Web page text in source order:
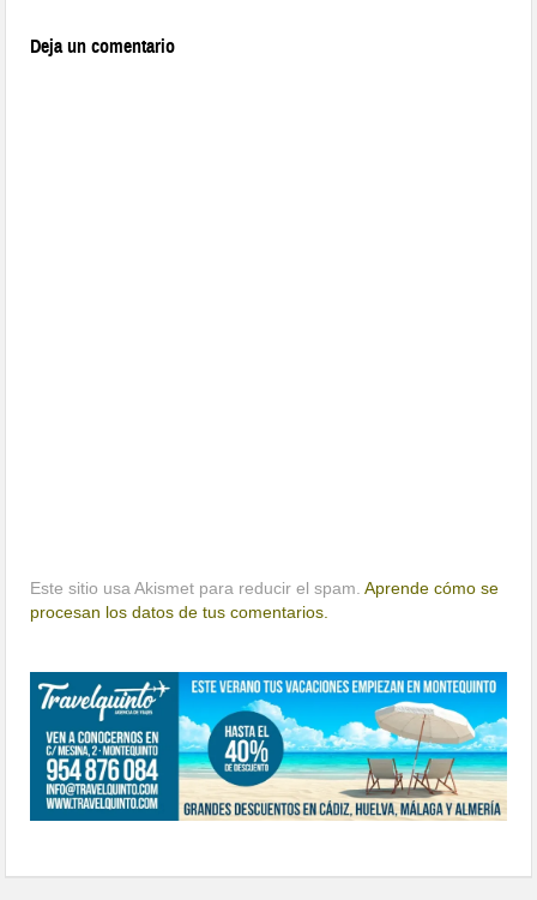
Deja un comentario
Este sitio usa Akismet para reducir el spam.Aprende cómo se
procesan los datos de tus comentarios.